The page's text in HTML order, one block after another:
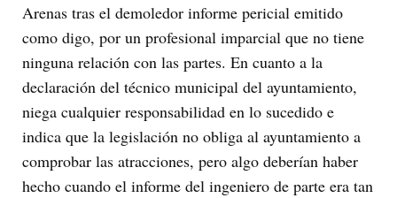
Arenas tras el demoledor informe pericial emitido
como digo, por un profesional imparcial que no tiene
ninguna relación con las partes. En cuanto a la
declaración del técnico municipal del ayuntamiento,
niega cualquier responsabilidad en lo sucedido e
indica que la legislación no obliga al ayuntamiento a
comprobar las atracciones, pero algo deberían haber
hecho cuando el informe del ingeniero de parte era tan